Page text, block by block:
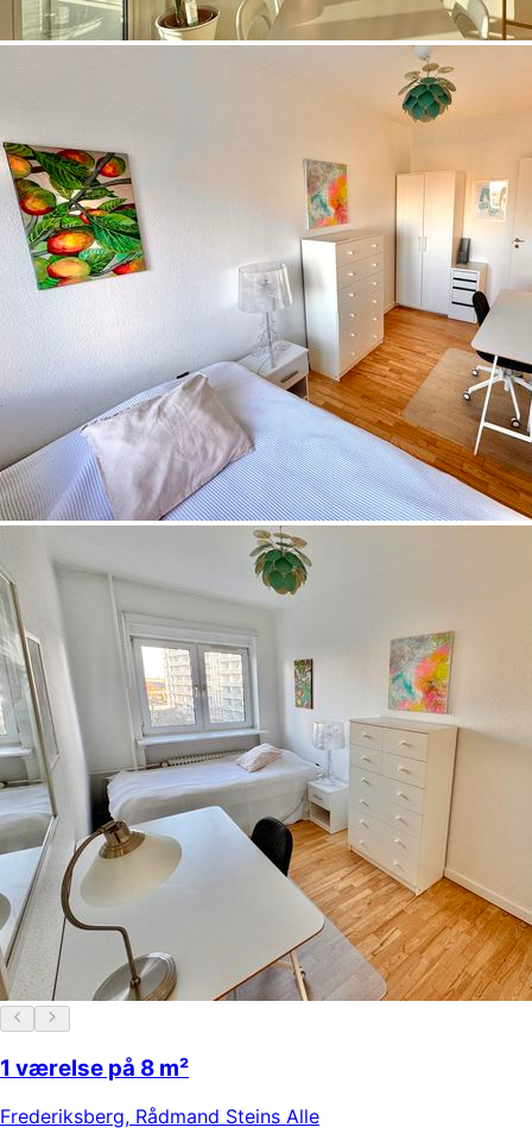
1 værelse på 8 m²
Frederiksberg, Rådmand Steins Alle